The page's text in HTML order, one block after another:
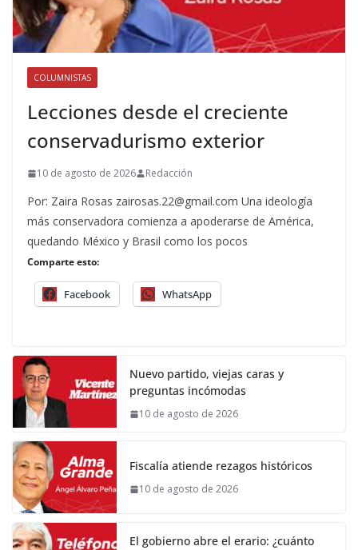
COLUMNISTAS
Lecciones desde el creciente
conservadurismo exterior
10 de agosto de 2026 Redacción
Por: Zaira Rosas zairosas.22@gmail.com Una ideología
más conservadora comienza a apoderarse de América,
quedando México y Brasil como los pocos
Comparte esto:
Facebook WhatsApp
Nuevo partido, viejas caras y
preguntas incómodas
10 de agosto de 2026
Fiscalía atiende rezagos históricos
10 de agosto de 2026
El gobierno abre el erario: ¿cuánto